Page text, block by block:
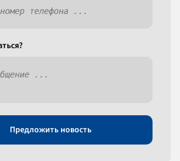
Предложить новость